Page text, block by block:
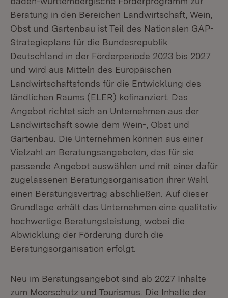
Beratung in den Bereichen Landwirtschaft, Wein,
Obst und Gartenbau ist Teil des Nationalen GAP-
Strategieplans für die Bundesrepublik
Deutschland in der Förderperiode 2023 bis 2027
und wird aus Mitteln des Europäischen
Landwirtschaftsfonds für die Entwicklung des
ländlichen Raums (ELER) kofinanziert. Das
Angebot richtet sich an Unternehmen aus der
Landwirtschaft sowie dem Wein-, Obst und
Gartenbau. Die Unternehmen können aus einer
Vielzahl an Beratungsangeboten, das für sie
passende Angebot auswählen und mit einer dafür
zugelassenen Beratungsorganisation ihrer Wahl
einen Beratungsvertrag abschließen. Auf dieser
Grundlage erhält das Unternehmen eine qualitativ
hochwertige Beratungsleistung, wobei die
Abwicklung der Förderung durch die
Beratungsorganisation erfolgt.
Neu im Beratungsangebot sind ab 2027 Inhalte
zum Moorschutz und Tourismus. Die Inhalte der